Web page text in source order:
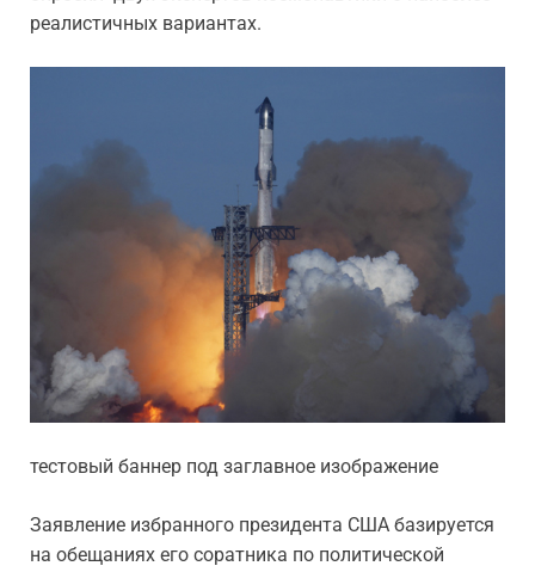
реалистичных вариантах.
тестовый баннер под заглавное изображение
Заявление избранного президента США базируется
на обещаниях его соратника по политической